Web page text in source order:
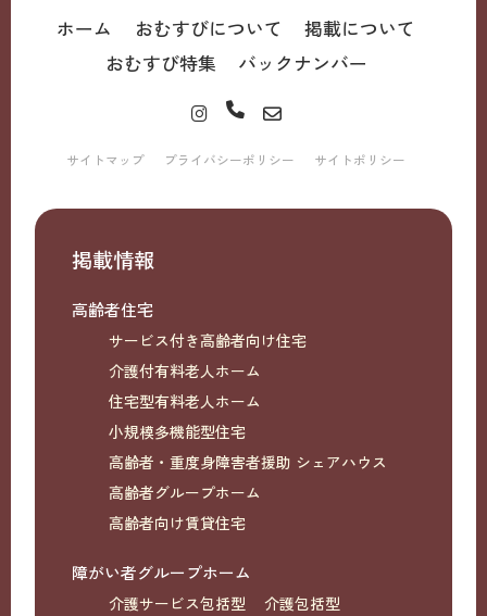
ホーム おむすびについて
掲載について
おむすび特集
バックナンバー
サイトマップ プライバシーポリシー サイトポリシー
掲載情報
高齢者住宅
サービス付き高齢者向け住宅
介護付有料老人ホーム
住宅型有料老人ホーム
小規模多機能型住宅
高齢者・重度身障害者援助 シェアハウス
高齢者グループホーム
高齢者向け賃貸住宅
障がい者グループホーム
介護サービス包括型
介護包括型